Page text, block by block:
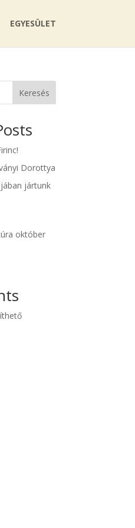
EGYESÜLET
Keresés
Dorottya
jártunk
október